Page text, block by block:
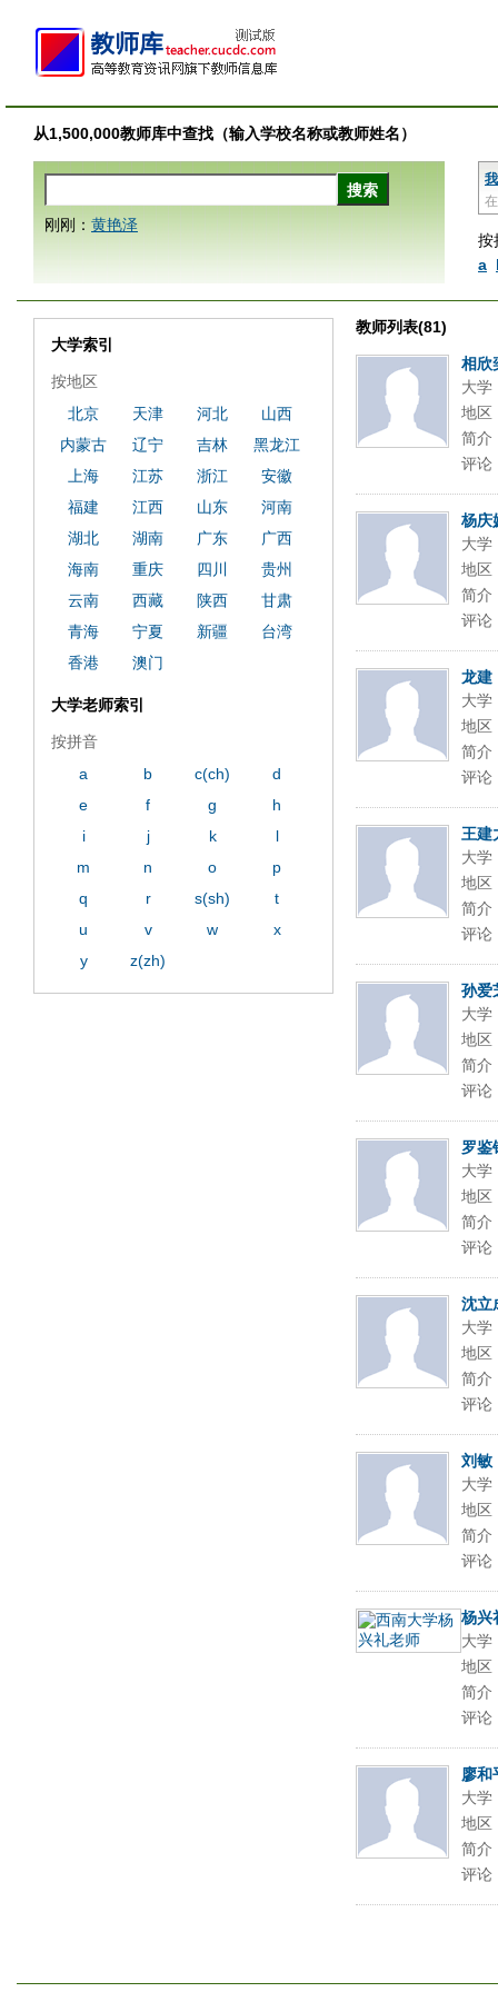
从1,500,000教师库中查找（输入学校名称或教师姓名）
按
a
刚刚： 黄艳泽
教师列表(81)
相欣
大学
地区
简介
评论
杨庆
大学
地区
简介
评论
龙建
大学
地区
简介
评论
王建
大学
地区
简介
评论
孙爱
大学
地区
简介
评论
罗鉴
大学
地区
简介
评论
沈立
大学
地区
简介
评论
刘敏
大学
地区
简介
评论
杨兴
大学
地区
简介
评论
廖和
大学
地区
简介
评论
大学索引
按地区
北京
天津 河北
山西
内蒙古
辽宁 吉林
黑龙江
上海
江苏 浙江
安徽
福建
江西 山东
河南
湖北
湖南 广东
广西
海南
重庆 四川
贵州
云南
西藏 陕西
甘肃
青海
宁夏 新疆
台湾
香港
澳门
大学老师索引
按拼音
a
b c(ch)
d
e
f g
h
i
j k
l
m
n o
p
q
r s(sh)
t
u
v w
x
y
z(zh)